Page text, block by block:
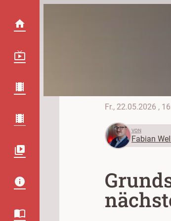
Fr., 22.05.2026 ,
VON
Fabian